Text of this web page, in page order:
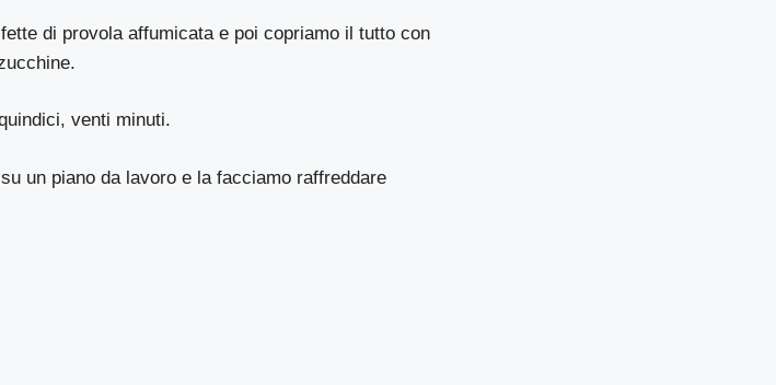
di provola affumicata e poi copriamo il tutto con
venti minuti.
un piano da lavoro e la facciamo raffreddare